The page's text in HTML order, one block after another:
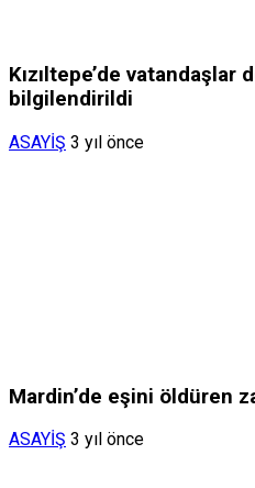
Kızıltepe’de vatandaşlar
bilgilendirildi
ASAYİŞ 3 yıl önce
Mardin’de eşini öldüren
ASAYİŞ 3 yıl önce